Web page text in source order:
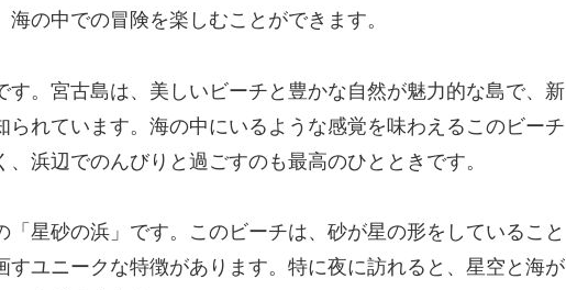
の中での冒険を楽しむことができます。
す。宮古島は、美しいビーチと豊かな自然が魅力的な島で、新
れています。海の中にいるような感覚を味わえるこのビーチ
浜辺でのんびりと過ごすのも最高のひとときです。
星砂の浜」です。このビーチは、砂が星の形をしていること
すユニークな特徴があります。特に夜に訪れると、星空と海が